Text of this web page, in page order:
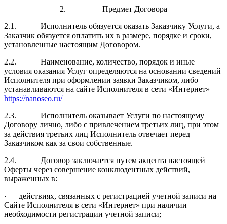
2. Предмет Договора
2.1. Исполнитель обязуется оказать Заказчику Услуги, а
Заказчик обязуется оплатить их в размере, порядке и сроки,
установленные настоящим Договором.
2.2. Наименование, количество, порядок и иные
условия оказания Услуг определяются на основании сведений
Исполнителя при оформлении заявки Заказчиком, либо
устанавливаются на сайте Исполнителя в сети «Интернет»
https://nanoseo.ru/
2.3. Исполнитель оказывает Услуги по настоящему
Договору лично, либо с привлечением третьих лиц, при этом
за действия третьих лиц Исполнитель отвечает перед
Заказчиком как за свои собственные.
2.4. Договор заключается путем акцепта настоящей
Оферты через совершение конклюдентных действий,
выраженных в:
· действиях, связанных с регистрацией учетной записи на
Сайте Исполнителя в сети «Интернет» при наличии
необходимости регистрации учетной записи;